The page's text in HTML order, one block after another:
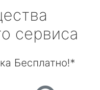
сервиса
Бесплатно!*